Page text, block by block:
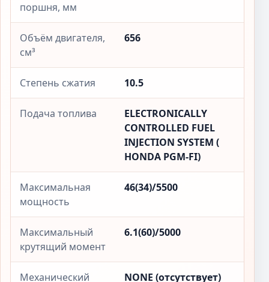
поршня, мм
Объём двигателя,
см³
656
Степень сжатия 10.5
Подача топлива
ELECTRONICALLY
CONTROLLED FUEL
INJECTION SYSTEM (
HONDA PGM-FI)
Максимальная
мощность
46(34)/5500
Максимальный
крутящий момент
6.1(60)/5000
Механический
NONE (отсутствует)